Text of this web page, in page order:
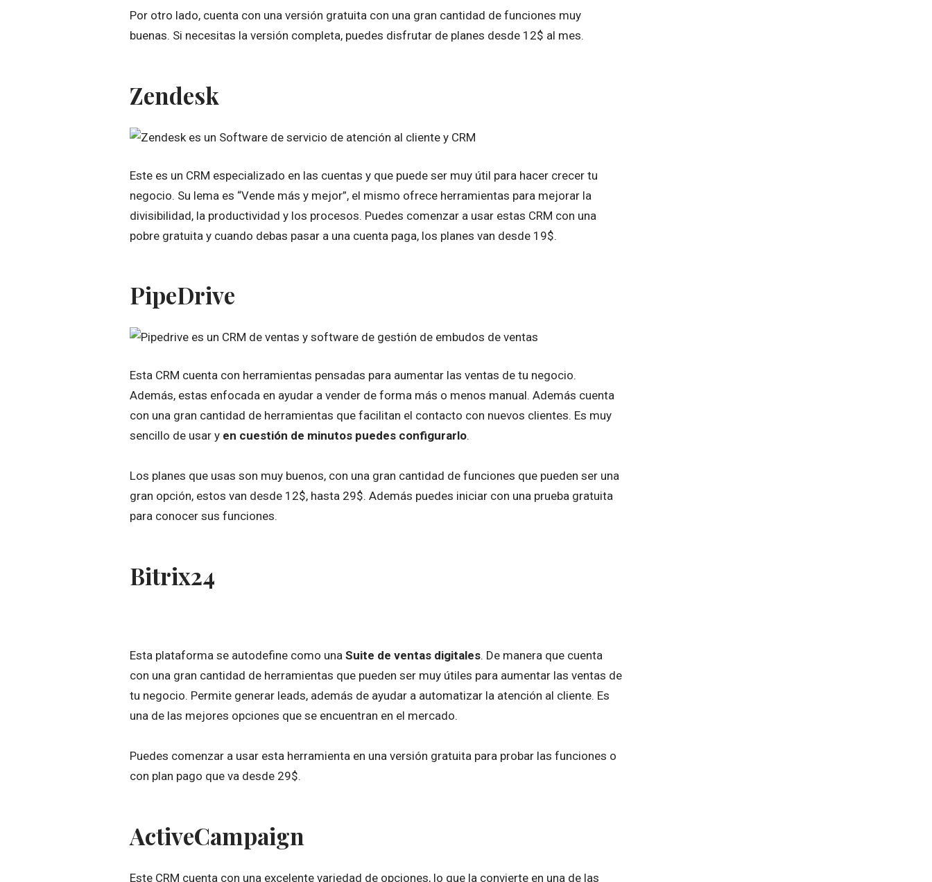
Por otro lado, cuenta con una versión gratuita con una gran cantidad de funciones muy
buenas. Si necesitas la versión completa, puedes disfrutar de planes desde 12$ al mes.
Zendesk
Este es un CRM especializado en las cuentas y que puede ser muy útil para hacer crecer tu
negocio. Su lema es “Vende más y mejor”, el mismo ofrece herramientas para mejorar la
divisibilidad, la productividad y los procesos. Puedes comenzar a usar estas CRM con una
pobre gratuita y cuando debas pasar a una cuenta paga, los planes van desde 19$.
PipeDrive
Esta CRM cuenta con herramientas pensadas para aumentar las ventas de tu negocio.
Además, estas enfocada en ayudar a vender de forma más o menos manual. Además cuenta
con una gran cantidad de herramientas que facilitan el contacto con nuevos clientes. Es muy
sencillo de usar y en cuestión de minutos puedes configurarlo.
Los planes que usas son muy buenos, con una gran cantidad de funciones que pueden ser una
gran opción, estos van desde 12$, hasta 29$. Además puedes iniciar con una prueba gratuita
para conocer sus funciones.
Bitrix24
Esta plataforma se autodefine como una Suite de ventas digitales. De manera que cuenta
con una gran cantidad de herramientas que pueden ser muy útiles para aumentar las ventas de
tu negocio. Permite generar leads, además de ayudar a automatizar la atención al cliente. Es
una de las mejores opciones que se encuentran en el mercado.
Puedes comenzar a usar esta herramienta en una versión gratuita para probar las funciones o
con plan pago que va desde 29$.
ActiveCampaign
Este CRM cuenta con una excelente variedad de opciones, lo que la convierte en una de las